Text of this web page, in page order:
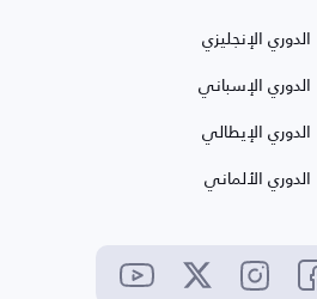
الدوري الإنجليزي
الدوري الإسباني
الدوري الإيطالي
الدوري الألماني